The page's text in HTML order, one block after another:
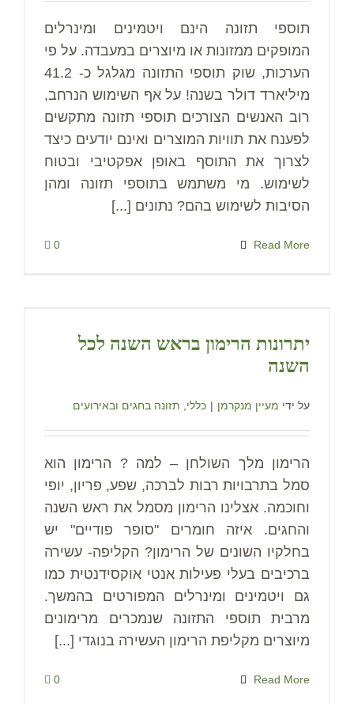
תוספי תזונה הינם ויטמינים ומינרלים
המופקים ממזונות או מיוצרים במעבדה. על פי
הערכות, שוק תוספי התזונה מגלגל כ- 41.2
מיליארד דולר בשנה! על אף השימוש הנרחב,
רוב האנשים הצורכים תוספי תזונה מתקשים
לפענח את תוויות המוצרים ואינם יודעים כיצד
לצרוך את התוסף באופן אפקטיבי ובטוח
לשימוש. מי משתמש בתוספי תזונה ומהן
הסיבות לשימוש בהם? נתונים [...]
Read More
0
יתרונות הרימון בראש השנה לכל
השנה
על ידי מעיין מנקרמן | כללי, תזונה בחגים ובאירועים
הרימון מלך השולחן – למה ? הרימון הוא
סמל בתרבויות רבות לברכה, שפע, פריון, יופי
וחוכמה. אצלינו הרימון מסמל את ראש השנה
והחגים. איזה חומרים "סופר פודיים" יש
בחלקיו השונים של הרימון? הקליפה- עשירה
ברכיבים בעלי פעילות אנטי אוקסידנטית כמו
גם ויטמינים ומינרלים המפורטים בהמשך.
מרבית תוספי התזונה שנמכרים מרימונים
מיוצרים מקליפת הרימון העשירה בנוגדי [...]
Read More
0